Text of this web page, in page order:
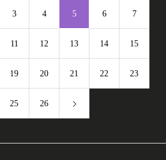
3 4 5 6 7
11 12 13 14 15
19 20 21 22 23
25 26